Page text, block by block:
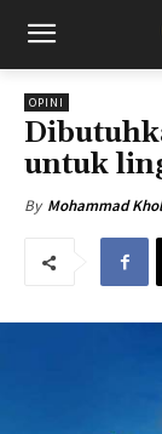
OPINI
untuk
By Mohammad